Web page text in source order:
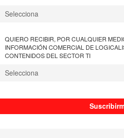
QUIERO RECIBIR, POR CUALQUIER
INFORMACIÓN COMERCIAL DE
CONTENIDOS DEL SECTOR TI